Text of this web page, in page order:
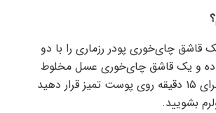
قاشق چای‌خوری پودر رزماری را با دو
و یک قاشق چای‌خوری عسل مخلوط
کنید. ماسک را برای ۱۵ دقیقه روی پوست تمیز قرار دهید
بشویید.